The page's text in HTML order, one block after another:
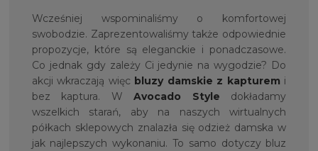
Wcześniej wspominaliśmy o komfortowej
swobodzie. Zaprezentowaliśmy także odpowiednie
propozycje, które są eleganckie i ponadczasowe.
Co jednak gdy zależy Ci jedynie na wygodzie? Do
akcji wkraczają więc bluzy damskie z kapturem i
bez kaptura. WAvocado Style dokładamy
wszelkich starań, aby na naszych wirtualnych
półkach sklepowych znalazła się odzież damska w
jak najlepszych wykonaniu. To samo dotyczy bluz